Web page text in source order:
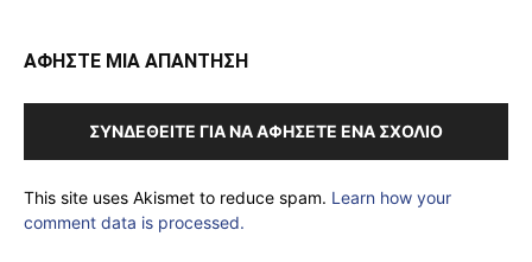
ΑΦΗΣΤΕ ΜΙΑ ΑΠΑΝΤΗΣΗ
ΣΥΝΔΕΘΕΊΤΕ ΓΙΑ ΝΑ ΑΦΉΣΕΤΕ ΈΝΑ ΣΧΌΛΙΟ
This site uses Akismet to reduce spam. Learn how your
comment data is processed.